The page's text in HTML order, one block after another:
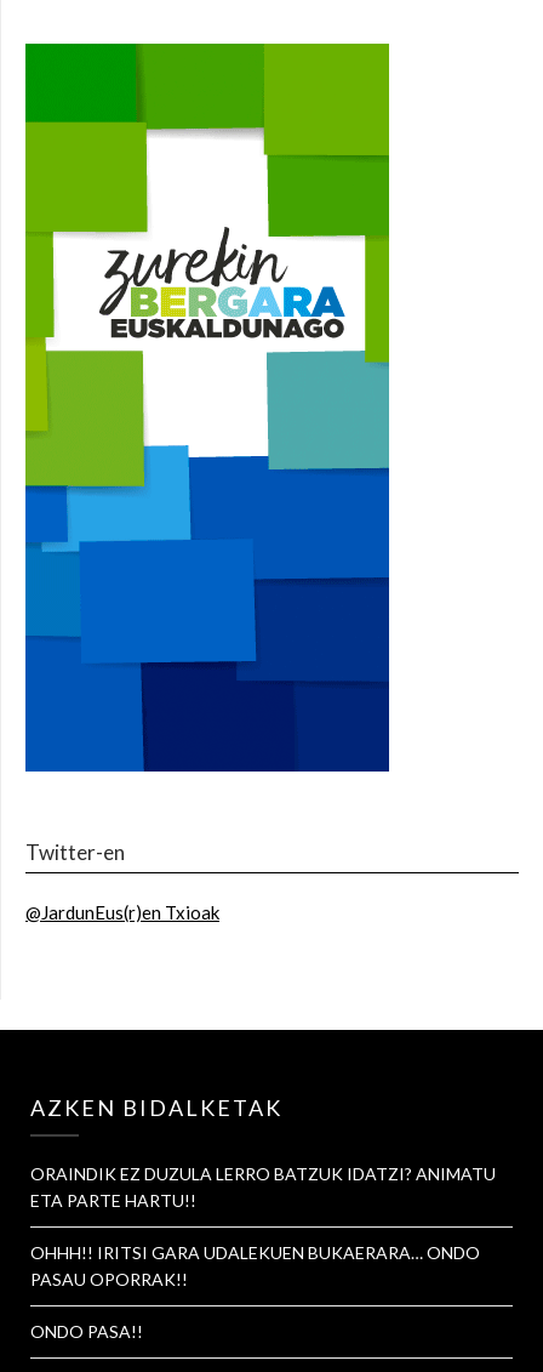
Twitter-en
@JardunEus(r)en Txioak
AZKEN BIDALKETAK
ORAINDIK EZ DUZULA LERRO BATZUK IDATZI? ANIMATU
ETA PARTE HARTU!!
OHHH!! IRITSI GARA UDALEKUEN BUKAERARA… ONDO
PASAU OPORRAK!!
ONDO PASA!!